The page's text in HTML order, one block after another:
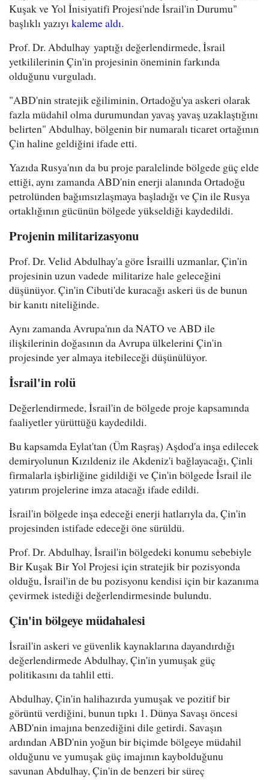
Kuşak ve Yol İnisiyatifi Projesi'nde İsrail'in Durumu"
başlıklı yazıyıkaleme aldı.
Prof. Dr. Abdulhay yaptığı değerlendirmede, İsrail
yetkililerinin Çin'in projesinin öneminin farkında
olduğunu vurguladı.
"ABD'nin stratejik eğiliminin, Ortadoğu'ya askeri olarak
fazla müdahil olma durumundan yavaş yavaş uzaklaştığını
belirten" Abdulhay, bölgenin bir numaralı ticaret ortağının
Çin haline geldiğini ifade etti.
Yazıda Rusya'nın da bu proje paralelinde bölgede güç elde
ettiği, aynı zamanda ABD'nin enerji alanında Ortadoğu
petrolünden bağımsızlaşmaya başladığı ve Çin ile Rusya
ortaklığının gücünün bölgede yükseldiği kaydedildi.
Projenin militarizasyonu
Prof. Dr. Velid Abdulhay'a göre İsrailli uzmanlar, Çin'in
projesinin uzun vadede militarize hale geleceğini
düşünüyor. Çin'in Cibuti'de kuracağı askeri üs de bunun
bir kanıtı niteliğinde.
Aynı zamanda Avrupa'nın da NATO ve ABD ile
ilişkilerinin doğasının da Avrupa ülkelerini Çin'in
projesinde yer almaya itebileceği düşünülüyor.
İsrail'in rolü
Değerlendirmede, İsrail'in de bölgede proje kapsamında
faaliyetler yürüttüğü kaydedildi.
Bu kapsamda Eylat'tan (Üm Raşraş) Aşdod'a inşa edilecek
demiryolunun Kızıldeniz ile Akdeniz'i bağlayacağı, Çinli
firmalarla işbirliğine gidildiği ve Çin'in bölgede İsrail ile
yatırım projelerine imza atacağı ifade edildi.
İsrail'in bölgede inşa edeceği enerji hatlarıyla da, Çin'in
projesinden istifade edeceği öne sürüldü.
Prof. Dr. Abdulhay, İsrail'in bölgedeki konumu sebebiyle
Bir Kuşak Bir Yol Projesi için stratejik bir pozisyonda
olduğu, İsrail'in de bu pozisyonu kendisi için bir kazanıma
çevirmek istediği değerlendirmesinde bulundu.
Çin'in bölgeye müdahalesi
İsrail'in askeri ve güvenlik kaynaklarına dayandırdığı
değerlendirmede Abdulhay, Çin'in yumuşak güç
politikasını da tahlil etti.
Abdulhay, Çin'in halihazırda yumuşak ve pozitif bir
görüntü verdiğini, bunun tıpkı 1. Dünya Savaşı öncesi
ABD'nin imajına benzediğini dile getirdi. Savaşın
ardından ABD'nin yoğun bir biçimde bölgeye müdahil
olduğunu ve yumuşak güç imajının kaybolduğunu
savunan Abdulhay, Çin'in de benzeri bir süreç